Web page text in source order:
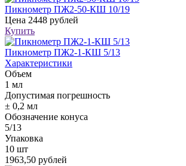
Пикнометр ПЖ2-50-КШ 10/19
Цена 2448 рублей
Купить
Пикнометр ПЖ2-1-КШ 5/13
Характеристики
Объем
1 мл
Допустимая погрешность
± 0,2 мл
Обозначение конуса
5/13
Упаковка
10 шт
1963,50 рублей